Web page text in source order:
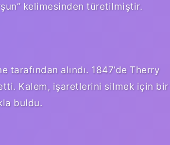
kelimesinden türetilmiştir.
alındı. 1847’de Therry
Kalem, işaretlerini silmek için bir
buldu.